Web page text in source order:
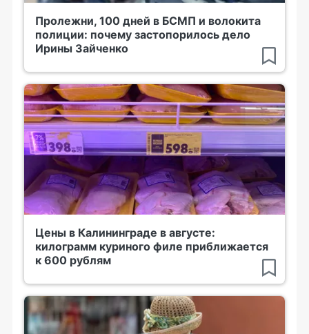
Пролежни, 100 дней в БСМП и волокита
полиции: почему застопорилось дело
Ирины Зайченко
Цены в Калининграде в августе:
килограмм куриного филе приближается
к 600 рублям